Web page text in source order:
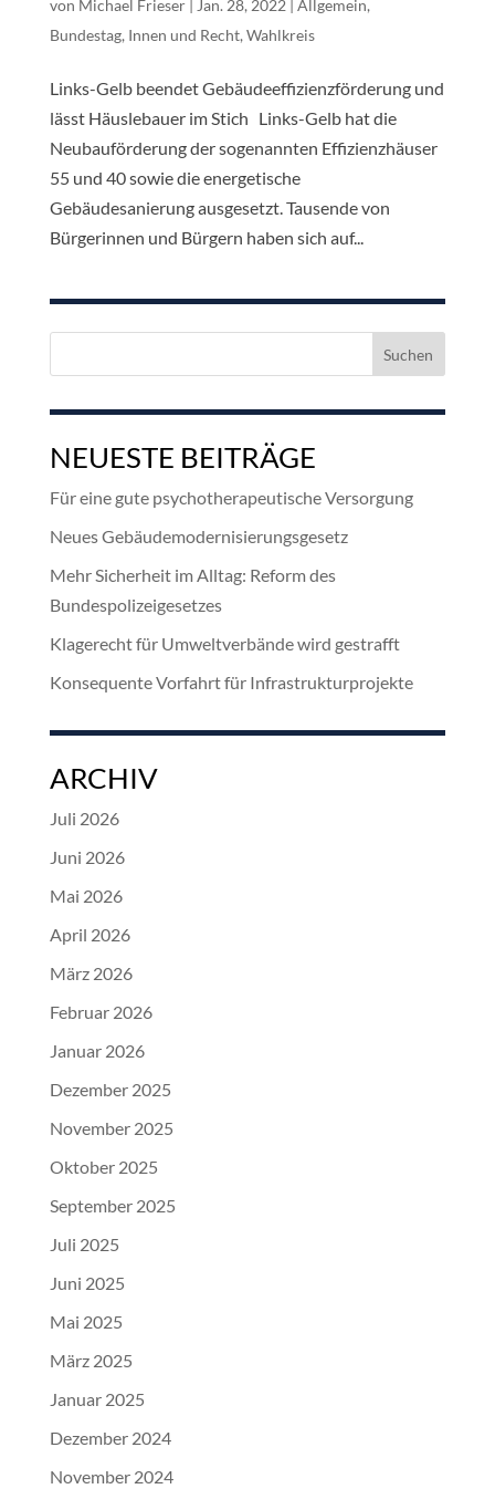
von Michael Frieser| Jan. 28, 2022 Allgemein,
Bundestag, Innen und Recht, Wahlkreis
Links-Gelb beendet Gebäudeeffizienzförderung und
lässt Häuslebauer im Stich Links-Gelb hat die
Neubauförderung der sogenannten Effizienzhäuser
55 und 40 sowie die energetische
Gebäudesanierung ausgesetzt. Tausende von
Bürgerinnen und Bürgern haben sich auf...
NEUESTE BEITRÄGE
Für eine gute psychotherapeutische Versorgung
Neues Gebäudemodernisierungsgesetz
Mehr Sicherheit im Alltag: Reform des
Bundespolizeigesetzes
Klagerecht für Umweltverbände wird gestrafft
Konsequente Vorfahrt für Infrastrukturprojekte
ARCHIV
Juli 2026
Juni 2026
Mai 2026
April 2026
März 2026
Februar 2026
Januar 2026
Dezember 2025
November 2025
Oktober 2025
September 2025
Juli 2025
Juni 2025
Mai 2025
März 2025
Januar 2025
Dezember 2024
November 2024